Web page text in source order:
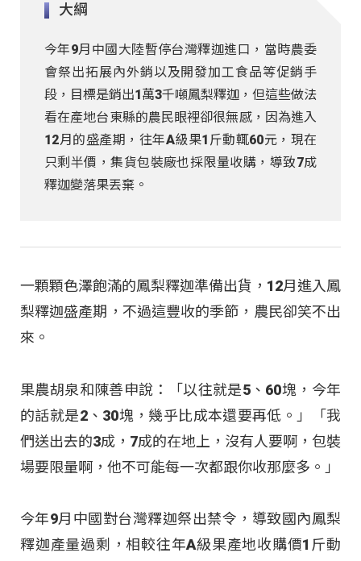
大綱
今年9月中國大陸暫停台灣釋迦進口，當時農委
會祭出拓展內外銷以及開發加工食品等促銷手
段，目標是銷出1萬3千噸鳳梨釋迦，但這些做法
看在產地台東縣的農民眼裡卻很無感，因為進入
12月的盛產期，往年A級果1斤動輒60元，現在
只剩半價，集貨包裝廠也採限量收購，導致7成
釋迦變落果丟棄。
一顆顆色澤飽滿的鳳梨釋迦準備出貨，12月進入鳳
梨釋迦盛產期，不過這豐收的季節，農民卻笑不出
來。
果農胡泉和陳善申說：「以往就是5、60塊，今年
的話就是2、30塊，幾乎比成本還要再低。」「我
們送出去的3成，7成的在地上，沒有人要啊，包裝
場要限量啊，他不可能每一次都跟你收那麼多。」
今年9月中國對台灣釋迦祭出禁令，導致國內鳳梨
釋迦產量過剩，相較往年A級果產地收購價1斤動